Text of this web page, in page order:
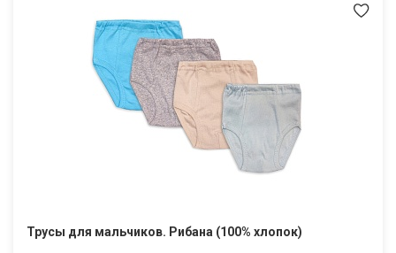
Трусы для мальчиков. Рибана (100% хлопок)